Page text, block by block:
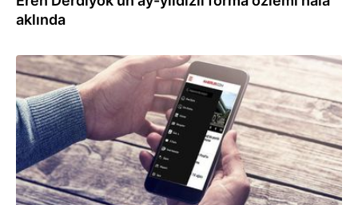
aklında
03.10.2021